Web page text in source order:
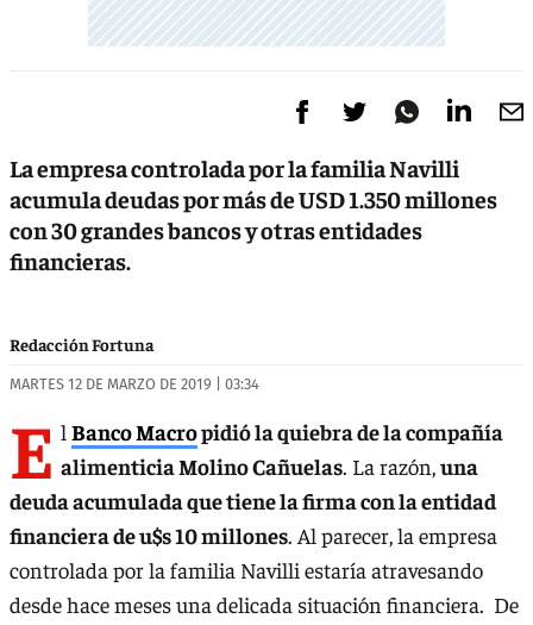
La empresa controlada por la familia Navilli
acumula deudas por más de USD 1.350 millones
con 30 grandes bancos y otras entidades
financieras.
Redacción Fortuna
MARTES 12 DE MARZO DE 2019 | 03:34
E l Banco Macropidió la quiebra de la compañía
alimenticia Molino Cañuelas. La razón,una
deuda acumulada que tiene la firma con la entidad
financiera de u$s 10 millones. Al parecer, la empresa
controlada por la familia Navilli estaría atravesando
desde hace meses una delicada situación financiera. De